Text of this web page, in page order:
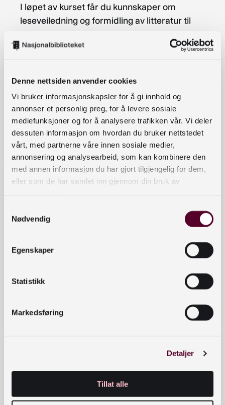
Denne nettsiden anvender cookies
Vi bruker informasjonskapsler for å gi innhold og
annonser et personlig preg, for å levere sosiale
mediefunksjoner og for å analysere trafikken vår. Vi deler
dessuten informasjon om hvordan du bruker nettstedet
vårt, med partnerne våre innen sosiale medier,
annonsering og analysearbeid, som kan kombinere den
med annen informasjon du har gjort tilgjengelig for dem,
eller som de har samlet inn gjennom din bruk av
Nødvendig
Egenskaper
Statistikk
Markedsføring
Detaljer
Tillat alle
I løpet av kurset får du kunnskaper om
leseveiledning og formidling av litteratur til
ulike lesere.
Innhold
: Kurset består av introduksjon og syv
leksjoner som omhandler ulike sider
ved Lesersørvis. Til hver leksjon er det laget
videoer av ulik lengde. Til sammen er det
33 videoer på ca. 3 timer totalt.
Til hver leksjon er det forslag til oppgaver og
Leksjon 1 Hva er Lesersørvis?